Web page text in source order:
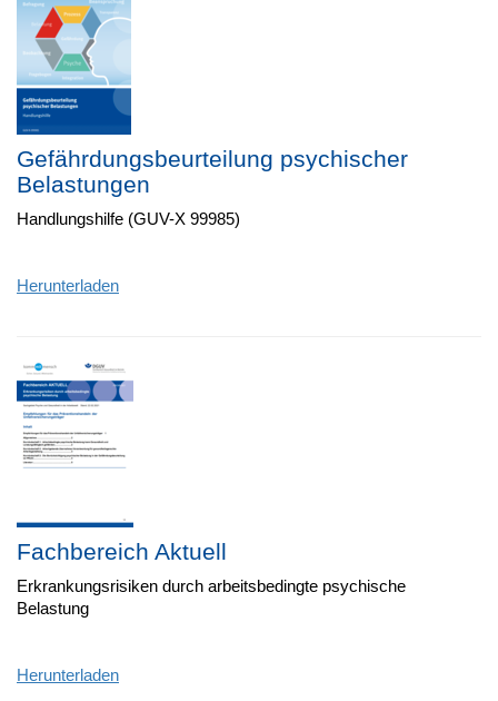
Gefährdungsbeurteilung psychischer
Belastungen
Handlungshilfe (GUV-X 99985)
Herunterladen
Fachbereich Aktuell
Erkrankungsrisiken durch arbeitsbedingte psychische
Belastung
Herunterladen